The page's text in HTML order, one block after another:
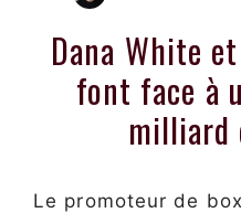
Dana White
font face à
milliard
Le promoteur de